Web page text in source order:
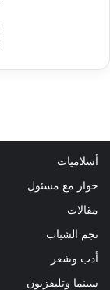
أسلاميات
حوار مع مسئول
مقالات
نجم الشباب
أدب وشعر
سينما وتليفزيون